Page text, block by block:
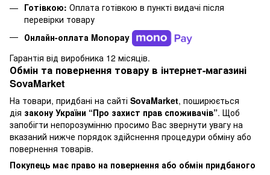
Готівкою: Оплата готівкою в пункті видачі після
перевірки товару
Онлайн-оплата Monopay
Гарантія від виробника 12 місяців.
Обмін та повернення товару в інтернет-магазині
SovaMarket
На товари, придбані на сайті SovaMarket, поширюється
дія закону України “Про захист прав споживачів”. Щоб
запобігти непорозумінню просимо Вас звернути увагу на
вказаний нижче порядок здійснення процедури обміну або
повернення товарів.
Покупець має право на повернення або обмін придбаного